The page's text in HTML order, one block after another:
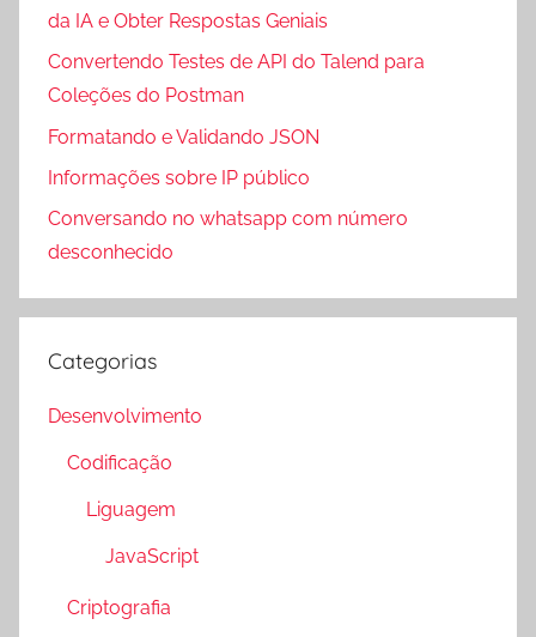
da IA e Obter Respostas Geniais
Convertendo Testes de API do Talend para
Coleções do Postman
Formatando e Validando JSON
Informações sobre IP público
Conversando no whatsapp com número
desconhecido
Categorias
Desenvolvimento
Codificação
Liguagem
JavaScript
Criptografia